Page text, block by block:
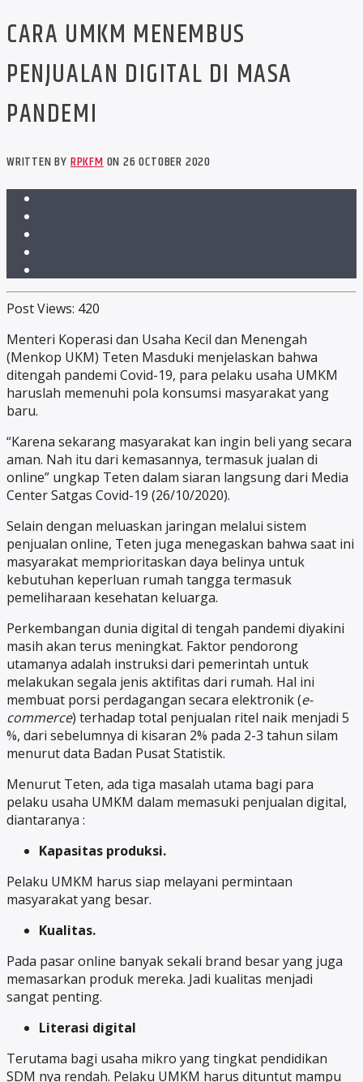
CARA UMKM MENEMBUS
PENJUALAN DIGITAL DI MASA
PANDEMI
WRITTEN BYRPKFMON 26 OCTOBER 2020
Post Views: 420
Menteri Koperasi dan Usaha Kecil dan Menengah
(Menkop UKM) Teten Masduki menjelaskan bahwa
ditengah pandemi Covid-19, para pelaku usaha UMKM
haruslah memenuhi pola konsumsi masyarakat yang
baru.
“Karena sekarang masyarakat kan ingin beli yang secara
aman. Nah itu dari kemasannya, termasuk jualan di
online” ungkap Teten dalam siaran langsung dari Media
Center Satgas Covid-19 (26/10/2020).
Selain dengan meluaskan jaringan melalui sistem
penjualan online, Teten juga menegaskan bahwa saat ini
masyarakat memprioritaskan daya belinya untuk
kebutuhan keperluan rumah tangga termasuk
pemeliharaan kesehatan keluarga.
Perkembangan dunia digital di tengah pandemi diyakini
masih akan terus meningkat. Faktor pendorong
utamanya adalah instruksi dari pemerintah untuk
melakukan segala jenis aktifitas dari rumah. Hal ini
membuat porsi perdagangan secara elektronik (e-
commerce) terhadap total penjualan ritel naik menjadi 5
%, dari sebelumnya di kisaran 2% pada 2-3 tahun silam
menurut data Badan Pusat Statistik.
Menurut Teten, ada tiga masalah utama bagi para
pelaku usaha UMKM dalam memasuki penjualan digital,
diantaranya :
Kapasitas produksi.
Pelaku UMKM harus siap melayani permintaan
masyarakat yang besar.
Kualitas.
Pada pasar online banyak sekali brand besar yang juga
memasarkan produk mereka. Jadi kualitas menjadi
sangat penting.
Literasi digital
Terutama bagi usaha mikro yang tingkat pendidikan
SDM nya rendah. Pelaku UMKM harus dituntut mampu